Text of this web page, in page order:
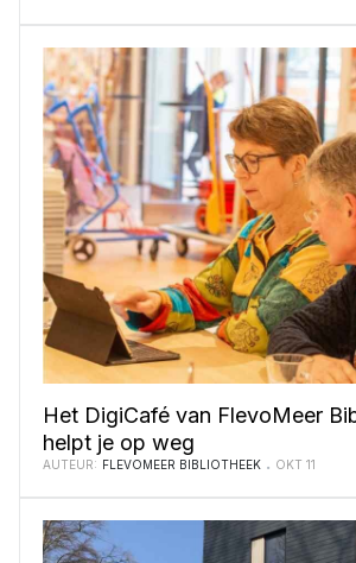
Het DigiCafé van FlevoMeer
helpt je op weg
AUTEUR: FLEVOMEER BIBLIOTHEEK OKT 11